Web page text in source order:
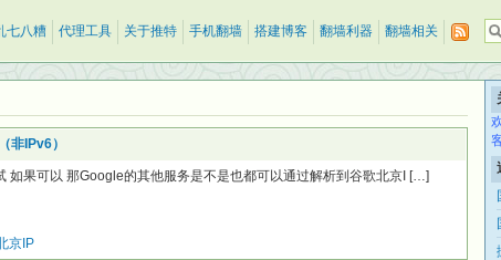
七八糟 代理工具 关于推特 手机翻墙 搭建博客 翻墙利器 翻墙相关
非IPv6）
如果可以 那Google的其他服务是不是也都可以通过解析到谷歌北京I […]
京IP